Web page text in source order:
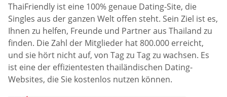
ThaiFriendly ist eine 100% genaue Dating-Site, die
Singles aus der ganzen Welt offen steht. Sein Ziel ist es,
Ihnen zu helfen, Freunde und Partner aus Thailand zu
finden. Die Zahl der Mitglieder hat 800.000 erreicht,
und sie hört nicht auf, von Tag zu Tag zu wachsen. Es
ist eine der effizientesten thailändischen Dating-
Websites, die Sie kostenlos nutzen können.